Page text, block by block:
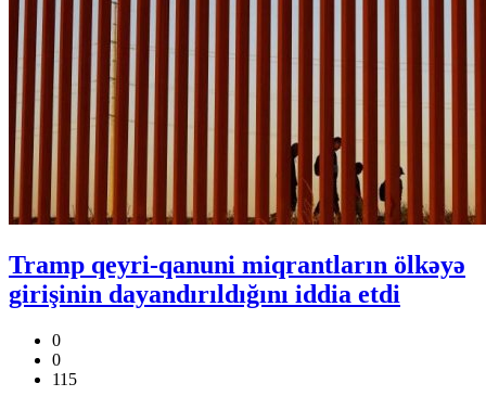
Tramp qeyri-qanuni miqrantların ölkəyə
girişinin dayandırıldığını iddia etdi
0
0
115